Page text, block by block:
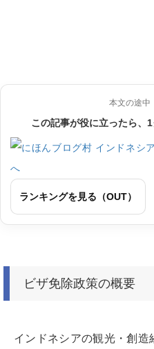
本文の途中
この記事が役に立ったら、
ランキングを見る（OUT）
ビザ免除政策の概要
インドネシアの観光・創造